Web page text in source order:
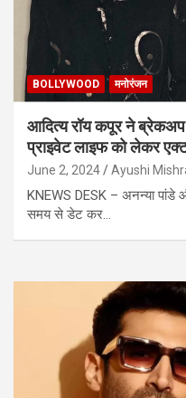
BOLLYWOOD मनोरंजन
आदित्य रॉय कपूर ने ब्रेकअप
प्राइवेट लाइफ को लेकर
June 2, 2024 Ayushi
KNEWS DESK – अनन्या
समय से डेट कर…